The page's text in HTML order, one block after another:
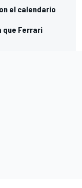
el calendario
que Ferrari